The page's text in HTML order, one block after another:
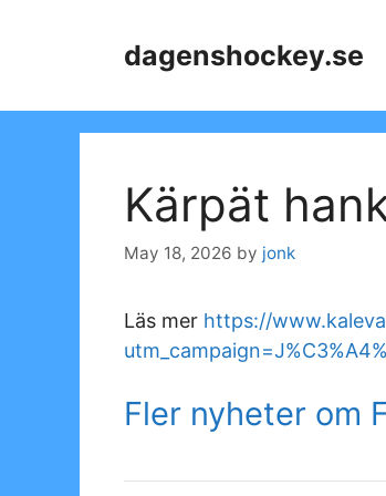
dagenshockey.se
Kärpät
May 18, 2026 by jonk
Läs mer https://
Fler nyheter om